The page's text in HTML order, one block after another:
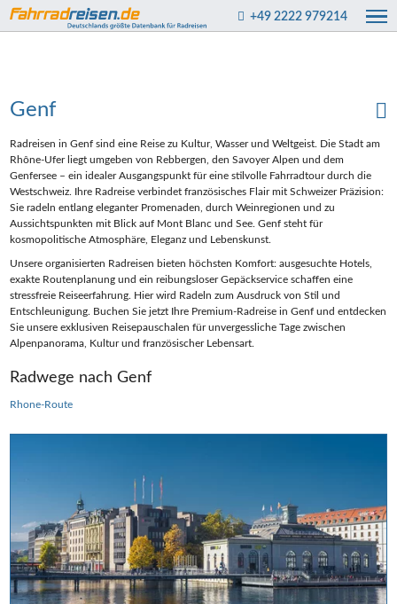
+49 2222 979214
Genf
Radreisen in Genf sind eine Reise zu Kultur, Wasser und Weltgeist. Die Stadt am
Rhône-Ufer liegt umgeben von Rebbergen, den Savoyer Alpen und dem
Genfersee – ein idealer Ausgangspunkt für eine stilvolle Fahrradtour durch die
Westschweiz. Ihre Radreise verbindet französisches Flair mit Schweizer Präzision:
Sie radeln entlang eleganter Promenaden, durch Weinregionen und zu
Aussichtspunkten mit Blick auf Mont Blanc und See. Genf steht für
kosmopolitische Atmosphäre, Eleganz und Lebenskunst.
Unsere organisierten Radreisen bieten höchsten Komfort: ausgesuchte Hotels,
exakte Routenplanung und ein reibungsloser Gepäckservice schaffen eine
stressfreie Reiseerfahrung. Hier wird Radeln zum Ausdruck von Stil und
Entschleunigung. Buchen Sie jetzt Ihre Premium-Radreise in Genf und entdecken
Sie unsere exklusiven Reisepauschalen für unvergessliche Tage zwischen
Alpenpanorama, Kultur und französischer Lebensart.
Radwege nach Genf
Rhone-Route